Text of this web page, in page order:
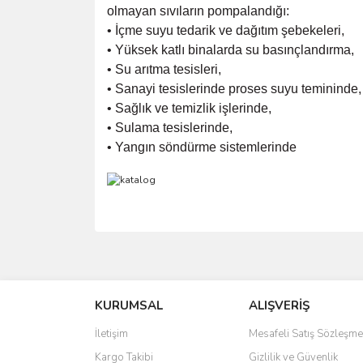
olmayan sıvıların pompalandığı:
• İçme suyu tedarik ve dağıtım şebekeleri,
• Yüksek katlı binalarda su basınçlandırma,
• Su arıtma tesisleri,
• Sanayi tesislerinde proses suyu temininde,
• Sağlık ve temizlik işlerinde,
• Sulama tesislerinde,
• Yangın söndürme sistemlerinde
Ürün resmi kalitesiz, bozuk veya görüntülenemiyor.
Ürün açıklamasında eksik bilgiler bulunuyor.
Ürün bilgilerinde hatalar bulunuyor.
KURUMSAL
İletişim
Kargo Takibi
ALIŞVERİŞ
Mesafeli Satış
Gizlilik ve Güvenlik